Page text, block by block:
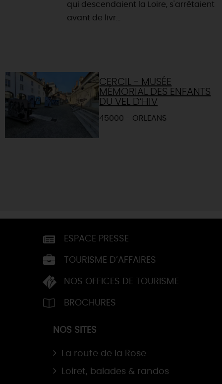
qui descendaient la Loire, s'arrêtaient
avant de livr...
CERCIL - MUSÉE
MÉMORIAL DES ENFANTS
DU VEL D’HIV
45000 - ORLEANS
ESPACE PRESSE
TOURISME D’AFFAIRES
NOS OFFICES DE TOURISME
BROCHURES
NOS SITES
La route de la Rose
Loiret, balades & randos